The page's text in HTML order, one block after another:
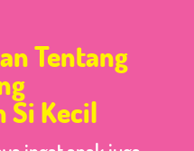
Tentang
Si Kecil